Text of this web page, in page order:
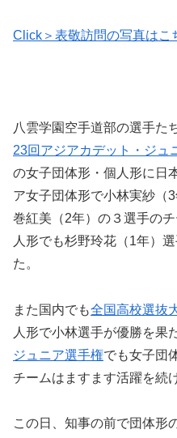
Click＞表敬訪問の写真はこ
八雲学園空手道部の選手た
23回アジアカデット・ジュ
の女子団体形・個人形に日
ア女子団体形で小林実紗（
巻紅美（2年）の３選手の
人形でも杉野玲花（1年）
た。
また国内でも全国高校選抜
人形で小林選手が優勝を果
ジュニア選手権でも女子団
チームはますます活躍を続
この日、知事の前で団体形